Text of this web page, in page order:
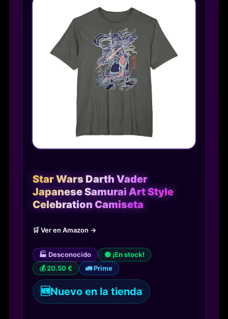
Star Wars Darth Vader
Japanese Samurai Art Style
Celebration Camiseta
🛒 Ver en Amazon →
🏭 Desconocido
🟢 ¡En stock!
💰 20.50 €
🚛 Prime
🆕Nuevo en la tienda